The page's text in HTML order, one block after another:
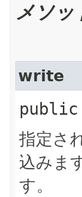
メソッ
write
指定さ
込みま
す。